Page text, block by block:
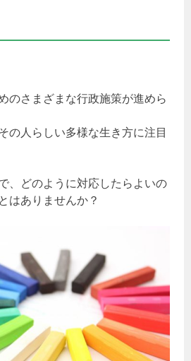
のさまざまな行政施策が進めら
の人らしい多様な生き方に注目
、どのように対応したらよいの
はありませんか？